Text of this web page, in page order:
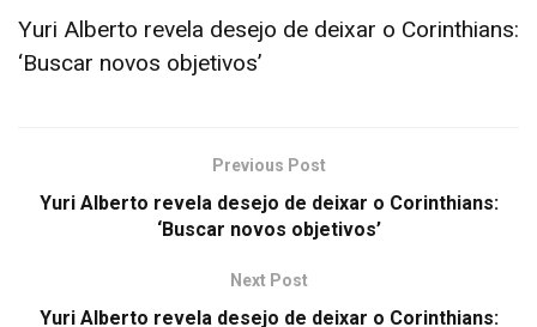
Yuri Alberto revela desejo de deixar o Corinthians:
‘Buscar novos objetivos’
Previous Post
Yuri Alberto revela desejo de deixar o Corinthians:
‘Buscar novos objetivos’
Next Post
Yuri Alberto revela desejo de deixar o Corinthians: